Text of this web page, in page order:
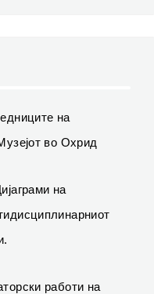
на
во Охрид
на
работи на